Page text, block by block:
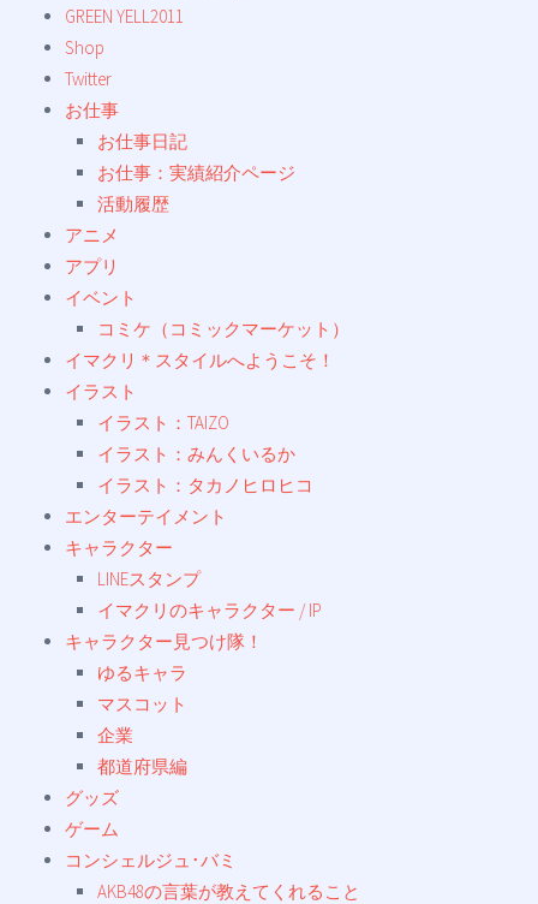
シ
ョ
ン
GREEN YELL2011
Shop
Twitter
お仕事
お仕事日記
お仕事：実績紹介ページ
活動履歴
アニメ
アプリ
イベント
コミケ（コミックマーケット）
イマクリ＊スタイルへようこそ！
イラスト
イラスト：TAIZO
イラスト：みんくいるか
イラスト：タカノヒロヒコ
エンターテイメント
キャラクター
LINEスタンプ
イマクリのキャラクター / IP
キャラクター見つけ隊！
ゆるキャラ
マスコット
企業
都道府県編
グッズ
ゲーム
コンシェルジュ･バミ
AKB48の言葉が教えてくれること